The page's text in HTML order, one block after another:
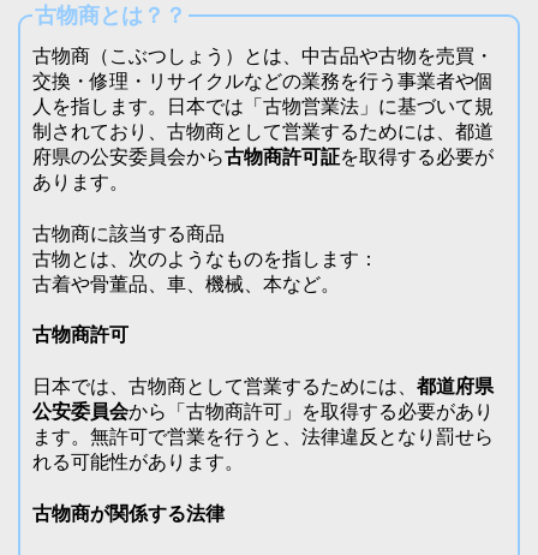
古物商とは？？
古物商（こぶつしょう）とは、中古品や古物を売買・
交換・修理・リサイクルなどの業務を行う事業者や個
人を指します。日本では「古物営業法」に基づいて規
制されており、古物商として営業するためには、都道
府県の公安委員会から古物商許可証を取得する必要が
あります。
古物商に該当する商品
古物とは、次のようなものを指します：
古着や骨董品、車、機械、本など。
古物商許可
日本では、古物商として営業するためには、都道府県
公安委員会から「古物商許可」を取得する必要があり
ます。無許可で営業を行うと、法律違反となり罰せら
れる可能性があります。
古物商が関係する法律